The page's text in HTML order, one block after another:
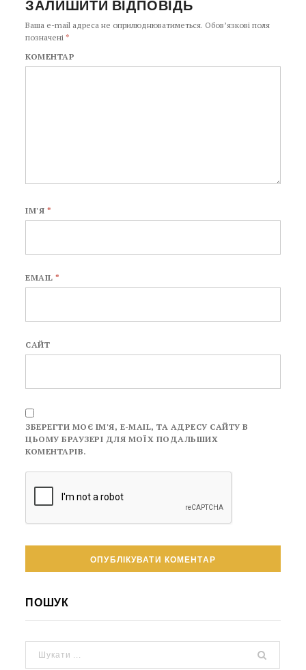
ЗАЛИШИТИ ВІДПОВІДЬ
Ваша e-mail адреса не оприлюднюватиметься. Обов’язкові поля
позначені*
КОМЕНТАР
ІМ'Я *
EMAIL*
САЙТ
ЗБЕРЕГТИ МОЄ ІМ'Я, E-MAIL, ТА АДРЕСУ САЙТУ В
ЦЬОМУ БРАУЗЕРІ ДЛЯ МОЇХ ПОДАЛЬШИХ
КОМЕНТАРІВ.
ПОШУК